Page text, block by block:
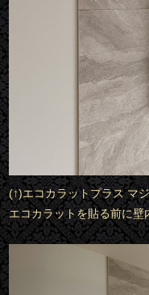
(↑)エコカラットプラス マ
エコカラットを貼る前に壁